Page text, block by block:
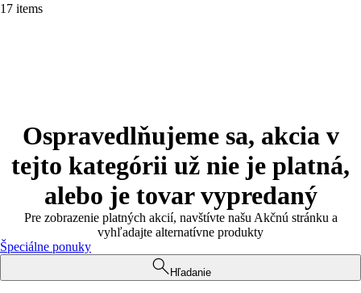
17 items
Ospravedlňujeme sa, akcia v
tejto kategórii už nie je platná,
alebo je tovar vypredaný
Pre zobrazenie platných akcií, navštívte našu Akčnú stránku a
vyhľadajte alternatívne produkty
Špeciálne ponuky
Hľadanie